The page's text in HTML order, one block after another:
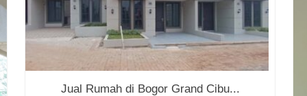
Jual Rumah di Bogor Grand Cibu...